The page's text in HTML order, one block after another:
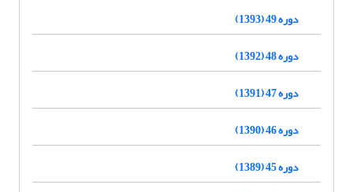
دوره 49 (1393)
دوره 48 (1392)
دوره 47 (1391)
دوره 46 (1390)
دوره 45 (1389)